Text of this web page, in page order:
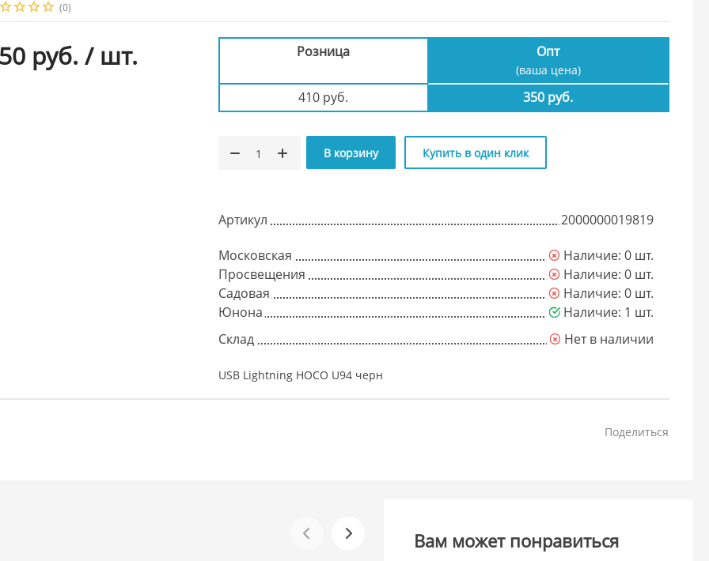
(0)
руб. / шт. Розница Опт
(ваша цена)
410 руб. 350 руб.
В корзину Купить в один клик
Артикул 2000000019819
Московская
Наличие: 0 шт.
Просвещения
Наличие: 0 шт.
Садовая
Наличие: 0 шт.
Юнона
Наличие: 1 шт.
Склад
Нет в наличии
USB Lightning HOCO U94 черн
Поделиться
Вам может понравиться